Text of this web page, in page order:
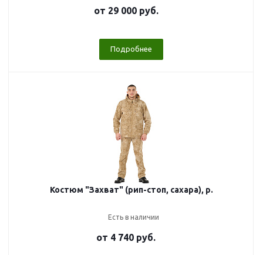
от 29 000 руб.
Подробнее
Костюм "Захват" (рип-стоп, сахара), р.
Есть в наличии
от 4 740 руб.